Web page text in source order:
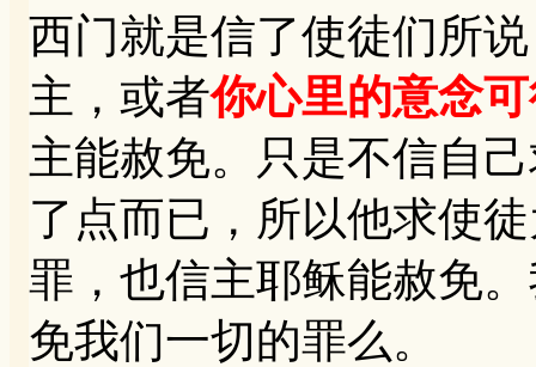
西门就是信了使徒们所
主，或者你心里的意念
主能赦免。只是不信自
了点而已，所以他求使
罪，也信主耶稣能赦免
免我们一切的罪么。